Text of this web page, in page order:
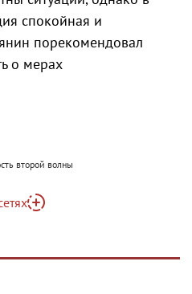
спокойная и
порекомендовал
о мерах
второй волны